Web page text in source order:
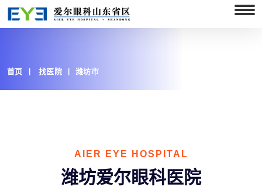
首页 找医院 潍坊市
AIER EYE HOSPITAL
潍坊爱尔眼科医院